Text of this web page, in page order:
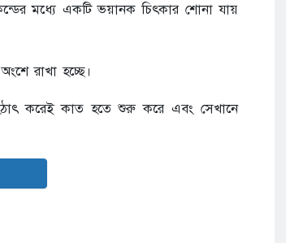
মধ্যে একটি ভয়ানক চিৎকার শোনা যায়
রাখা হচ্ছে।
হঠাৎ করেই কাত হতে শুরু করে এবং সেখানে